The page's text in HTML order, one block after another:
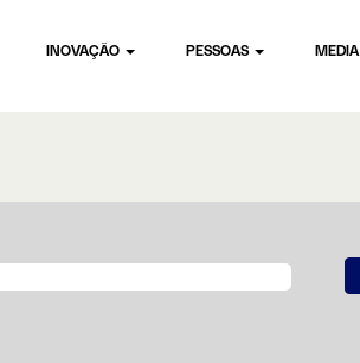
INOVAÇÃO PESSOAS MEDIA